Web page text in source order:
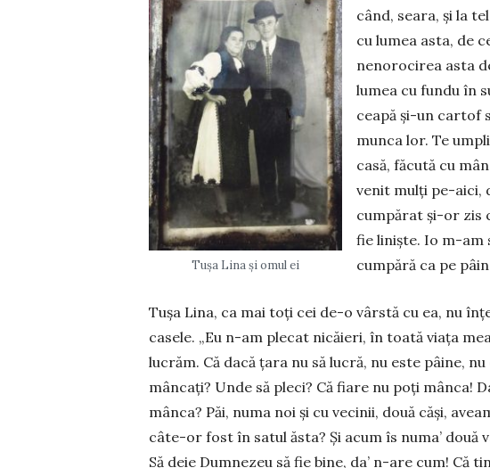
Tușa Lina și omul ei
când, seara, și la
cu lumea asta, de
nenorocirea asta
lu­mea cu fundu în
ceapă și-un car­tof
munca lor. Te
casă, făcută cu
venit mulți pe-aici,
cum­părat și-or zis
fie liniște. Io m-am
cum­pără ca pe
Tușa Lina, ca mai toți cei de-o vârstă cu ea, nu
casele. „Eu n-am plecat nicăieri, în toată viața
lucrăm. Că dacă țara nu să lucră, nu este pâine,
mâncați? Unde să pleci? Că fiare nu poți mânca!
mânca? Păi, numa noi și cu vecinii, două căși,
câte-or fost în satul ăsta? Și acum îs numa’ două
Să deie Dum­nezeu să fie bine, da’ n-are cum! Că